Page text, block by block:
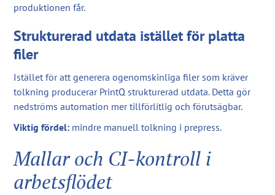
produktionen får.
Strukturerad utdata istället för platta
filer
Istället för att generera ogenomskinliga filer som kräver
tolkning producerar PrintQ strukturerad utdata. Detta gör
nedströms automation mer tillförlitlig och förutsägbar.
Viktig fördel: mindre manuell tolkning i prepress.
Mallar och CI-kontroll i
arbetsflödet